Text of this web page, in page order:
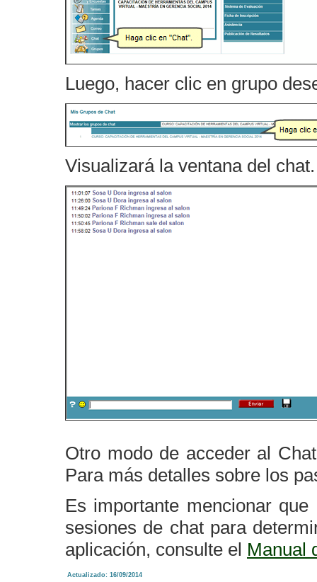
Luego, hacer clic en grupo
Visualizará la ventana del chat.
Otro modo de acceder al
Para más detalles sobre los
Es importante mencionar
sesiones de chat para
aplicación, consulte el Manual
Actualizado: 16/09/2014